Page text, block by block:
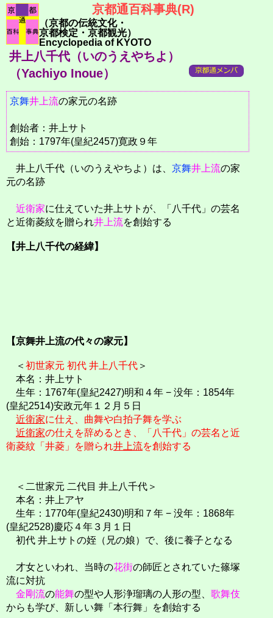
京都通百科事典(R)
（京都の伝統文化・
京都検定・京都観光）
Encyclopedia of KYOTO
井上八千代（いのうえやちよ）
（Yachiyo Inoue）
京舞井上流の家元の名跡
創始者：井上サト
創始：1797年(皇紀2457)寛政９年
井上八千代（いのうえやちよ）は、 京舞井上流の家
元の名跡
近衛家に仕えていた井上サトが、「八千代」の芸名
と近衛菱紋を贈られ井上流を創始する
【井上八千代の経緯】
【京舞井上流の代々の家元】
＜ 初世家元 初代 井上八千代 ＞
本名：井上サト
生年：1767年(皇紀2427)明和４年 − 没年：1854年
(皇紀2514)安政元年１２月５日
近衛家に仕え、曲舞や白拍子舞を学ぶ
近衛家の仕えを辞めるとき、「八千代」の芸名と近
衛菱紋「井菱」を贈られ井上流を創始する
＜二世家元 二代目 井上八千代＞
本名：井上アヤ
生年：1770年(皇紀2430)明和７年 − 没年：1868年
(皇紀2528)慶応４年３月１日
初代 井上サトの姪（兄の娘）で、後に養子となる
才女といわれ、当時の花街の師匠とされていた篠塚
流に対抗
金剛流の能舞の型や人形浄瑠璃の人形の型、 歌舞伎
からも学び、新しい舞「本行舞」を創始する